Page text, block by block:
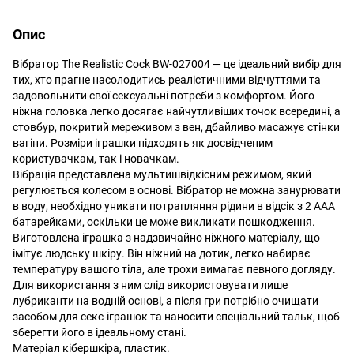
Опис
Вібратор The Realistic Cock BW-027004 — це ідеальний вибір для
тих, хто прагне насолодитись реалістичними відчуттями та
задовольнити свої сексуальні потреби з комфортом. Його
ніжна головка легко досягає найчутливіших точок всередині, а
стовбур, покритий мереживом з вен, дбайливо масажує стінки
вагіни. Розміри іграшки підходять як досвідченим
користувачкам, так і новачкам.
Вібрація представлена мультишвідкісним режимом, який
регулюється колесом в основі. Вібратор не можна занурювати
в воду, необхідно уникати потрапляння рідини в відсік з 2 ААА
батарейками, оскільки це може викликати пошкодження.
Виготовлена іграшка з надзвичайно ніжного матеріалу, що
імітує людську шкіру. Він ніжний на дотик, легко набирає
температуру вашого тіла, але трохи вимагає певного догляду.
Для використання з ним слід використовувати лише
лубриканти на водній основі, а після гри потрібно очищати
засобом для секс-іграшок та наносити спеціальний тальк, щоб
зберегти його в ідеальному стані.
Матеріал кібершкіра, пластик.